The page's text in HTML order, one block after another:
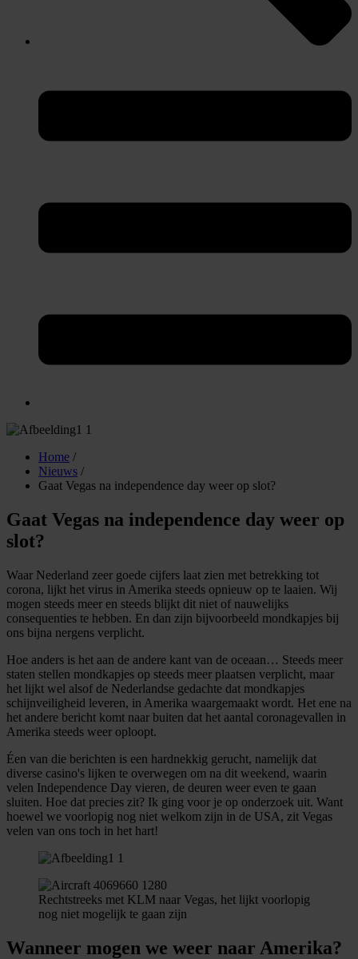
Home /
Nieuws /
Gaat Vegas na independence day weer op slot?
Gaat Vegas na independence day weer op
slot?
Waar Nederland zeer goede cijfers laat zien met betrekking tot
corona, lijkt het virus in Amerika steeds opnieuw op te laaien. Wij
mogen steeds meer en steeds blijkt dit niet of nauwelijks
consequenties te hebben. En dan zijn bijvoorbeeld mondkapjes bij
ons bijna nergens verplicht.
Hoe anders is het aan de andere kant van de oceaan… Steeds meer
staten stellen mondkapjes op steeds meer plaatsen verplicht, maar
het lijkt wel alsof de Nederlandse gedachte dat mondkapjes
schijnveiligheid leveren, in Amerika waargemaakt wordt. Het ene na
het andere bericht komt naar buiten dat het aantal coronagevallen in
Amerika steeds weer oploopt.
Éen van die berichten is een hardnekkig gerucht, namelijk dat
diverse casino's lijken te overwegen om na dit weekend, waarin
velen Independence Day vieren, de deuren weer even te gaan
sluiten. Hoe dat precies zit? Ik ging voor je op onderzoek uit. Want
hoewel we voorlopig nog niet welkom zijn in de USA, zit Vegas
velen van ons toch in het hart!
Rechtstreeks met KLM naar Vegas, het lijkt voorlopig
nog niet mogelijk te gaan zijn
Wanneer mogen we weer naar Amerika?